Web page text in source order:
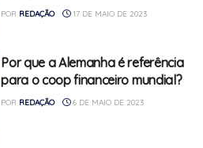
POR REDAÇÃO 17 DE MAIO DE 2023
Por que a Alemanha é referência
para o coop financeiro mundial?
POR REDAÇÃO 6 DE MAIO DE 2023